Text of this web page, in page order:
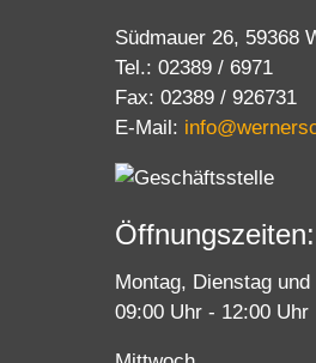
Südmauer 26, 59368
Tel.: 02389 / 6971
Fax: 02389 / 926731
E-Mail:
Öffnungszeiten:
Montag, Dienstag
09:00 Uhr - 12:00 Uhr